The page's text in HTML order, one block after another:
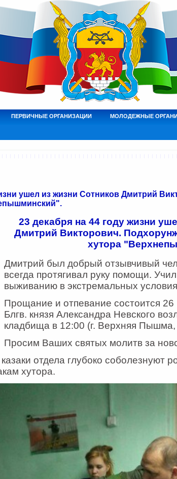
ПЕРВИЧНЫЕ ОРГАНИЗАЦИИ МОЛОДЕЖНЫЕ
ушел из жизни Сотников Дмитрий
23 декабря на 44 году жизни
Дмитрий Викторович.
хутора
Дмитрий был добрый отзывчивый
всегда протягивал руку помощи.
выживанию в экстремальных
Прощание и отпевание состоится
Блгв. князя Александра Невского
кладбища в 12:00 (г. Верхняя
Просим Ваших святых молитв за
отдела глубоко соболезнуют
хутора.